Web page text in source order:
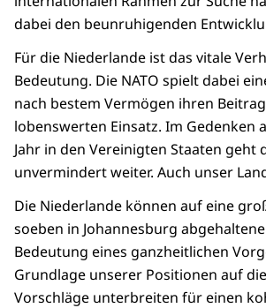
dabei den beunruhigenden
Für die Niederlande ist das vitale
Bedeutung. Die NATO spielt dabei
nach bestem Vermögen ihren
lobenswerten Einsatz. Im
Jahr in den Vereinigten Staaten
unvermindert weiter. Auch unser
Die Niederlande können auf eine
soeben in Johannesburg
Bedeutung eines ganzheitlichen
Grundlage unserer Positionen auf
Vorschläge unterbreiten für einen